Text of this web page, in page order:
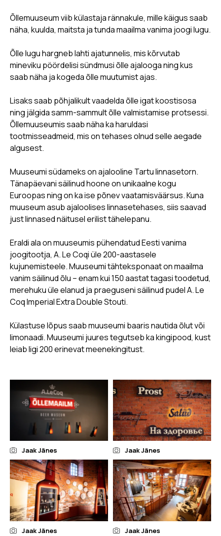
Õllemuuseum viib külastaja rännakule, mille käigus saab
näha, kuulda, maitsta ja tunda maailma vanima joogi lugu.
Õlle lugu hargneb lahti ajatunnelis, mis kõrvutab
mineviku pöördelisi sündmusi õlle ajalooga ning kus
saab näha ja kogeda õlle muutumist ajas.
Lisaks saab põhjalikult vaadelda õlle igat koostisosa
ning jälgida samm-sammult õlle valmistamise protsessi.
Õllemuuseumis saab näha ka haruldasi
tootmisseadmeid, mis on tehases olnud selle aegade
algusest.
Muuseumi südameks on ajalooline Tartu linnasetorn.
Tänapäevani säilinud hoone on unikaalne kogu
Euroopas ning on ka ise põnev vaatamisväärsus. Kuna
muuseum asub ajaloolises linnasetehases, siis saavad
just linnased näitusel erilist tähelepanu.
Eraldi ala on muuseumis pühendatud Eesti vanima
joogitootja, A. Le Coqi üle 200-aastasele
kujunemisteele. Muuseumi tähteksponaat on maailma
vanim säilinud õlu – enam kui 150 aastat tagasi toodetud,
merehuku üle elanud ja praeguseni säilinud pudel A. Le
Coq Imperial Extra Double Stouti.
Külastuse lõpus saab muuseumi baaris nautida õlut või
limonaadi. Muuseumi juures tegutseb ka kingipood, kust
leiab ligi 200 erinevat meenekingitust.
Jaak Jänes Jaak Jänes
Jaak Jänes Jaak Jänes